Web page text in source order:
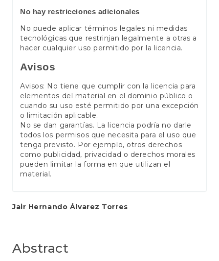
No hay restricciones adicionales
No puede aplicar términos legales ni medidas
tecnológicas que restrinjan legalmente a otras a
hacer cualquier uso permitido por la licencia.
Avisos
Avisos: No tiene que cumplir con la licencia para
elementos del material en el dominio público o
cuando su uso esté permitido por una excepción
o limitación aplicable.
No se dan garantías. La licencia podría no darle
todos los permisos que necesita para el uso que
tenga previsto. Por ejemplo, otros derechos
como publicidad, privacidad o derechos morales
pueden limitar la forma en que utilizan el
material.
Main
Jair Hernando Álvarez Torres
Abstract